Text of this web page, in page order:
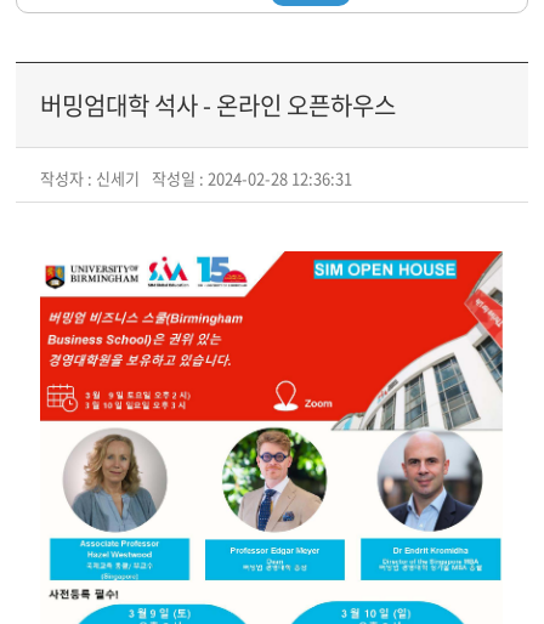
버밍엄대학 석사 - 온라인 오픈하우스
작성자 : 신세기 작성일 : 2024-02-28 12:36:31